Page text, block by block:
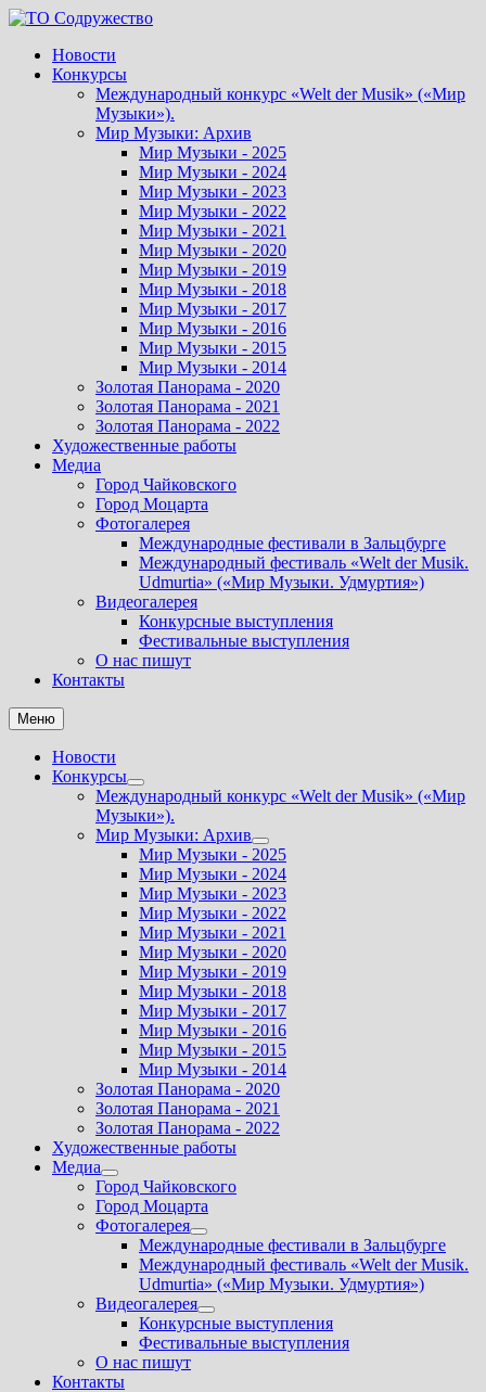
Перейти
содержимому
Новости
Конкурсы
Международный конкурс «Welt der Musik» («Мир
Музыки»).
Мир Музыки: Архив
Мир Музыки - 2025
Мир Музыки - 2024
Мир Музыки - 2023
Мир Музыки - 2022
Мир Музыки - 2021
Мир Музыки - 2020
Мир Музыки - 2019
Мир Музыки - 2018
Мир Музыки - 2017
Мир Музыки - 2016
Мир Музыки - 2015
Мир Музыки - 2014
Золотая Панорама - 2020
Золотая Панорама - 2021
Золотая Панорама - 2022
Художественные работы
Медиа
Город Чайковского
Город Моцарта
Фотогалерея
Международные фестивали в Зальцбурге
Международный фестиваль «Welt der Musik.
Udmurtia» («Мир Музыки. Удмуртия»)
Видеогалерея
Конкурсные выступления
Фестивальные выступления
О нас пишут
Контакты
Меню
Новости
Конкурсы
Показать
подменю
Международный конкурс «Welt der Musik» («Мир
Музыки»).
Мир Музыки: Архив
Показать
подменю
Мир Музыки - 2025
Мир Музыки - 2024
Мир Музыки - 2023
Мир Музыки - 2022
Мир Музыки - 2021
Мир Музыки - 2020
Мир Музыки - 2019
Мир Музыки - 2018
Мир Музыки - 2017
Мир Музыки - 2016
Мир Музыки - 2015
Мир Музыки - 2014
Золотая Панорама - 2020
Золотая Панорама - 2021
Золотая Панорама - 2022
Художественные работы
Медиа
Показать
подменю
Город Чайковского
Город Моцарта
Фотогалерея
Показать
подменю
Международные фестивали в Зальцбурге
Международный фестиваль «Welt der Musik.
Udmurtia» («Мир Музыки. Удмуртия»)
Видеогалерея
Показать
подменю
Конкурсные выступления
Фестивальные выступления
О нас пишут
Контакты